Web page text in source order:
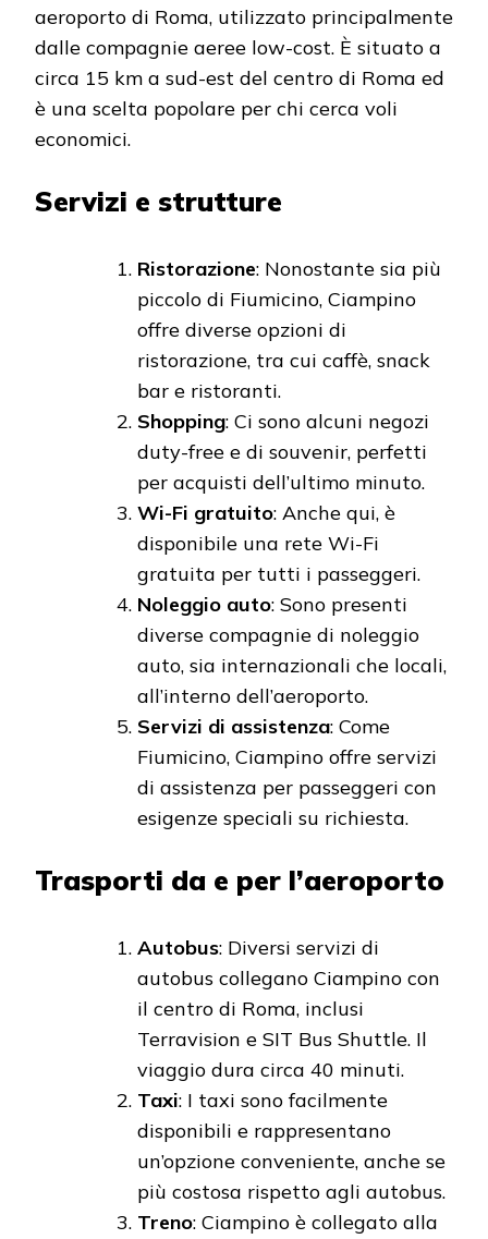
aeroporto di Roma, utilizzato principalmente
dalle compagnie aeree low-cost. È situato a
circa 15 km a sud-est del centro di Roma ed
è una scelta popolare per chi cerca voli
economici.
Servizi e strutture
Ristorazione: Nonostante sia più
piccolo di Fiumicino, Ciampino
offre diverse opzioni di
ristorazione, tra cui caffè, snack
bar e ristoranti.
Shopping: Ci sono alcuni negozi
duty-free e di souvenir, perfetti
per acquisti dell’ultimo minuto.
Wi-Fi gratuito: Anche qui, è
disponibile una rete Wi-Fi
gratuita per tutti i passeggeri.
Noleggio auto: Sono presenti
diverse compagnie di noleggio
auto, sia internazionali che locali,
all’interno dell’aeroporto.
Servizi di assistenza: Come
Fiumicino, Ciampino offre servizi
di assistenza per passeggeri con
esigenze speciali su richiesta.
Trasporti da e per l’aeroporto
Autobus: Diversi servizi di
autobus collegano Ciampino con
il centro di Roma, inclusi
Terravision e SIT Bus Shuttle. Il
viaggio dura circa 40 minuti.
Taxi: I taxi sono facilmente
disponibili e rappresentano
un’opzione conveniente, anche se
più costosa rispetto agli autobus.
Treno: Ciampino è collegato alla